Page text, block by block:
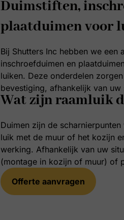
Duimstiften,
plaatduimen voor
Bij Shutters Inc hebben we een
inschroefduimen en
luiken. Deze onderdelen
bevestiging, afhankelijk van
Wat zijn raamluik
Duimen zijn de
luik met de muur of het kozijn
werking. Afhankelijk van uw
(montage in kozijn of muur) of
Offerte aanvragen